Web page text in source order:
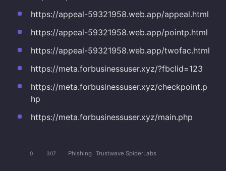
https://appeal-59321958.web.app/appeal.html
https://appeal-59321958.web.app/pointp.html
https://appeal-59321958.web.app/twofac.html
https://meta.forbusinessuser.xyz/?fbclid=123
https://meta.forbusinessuser.xyz/checkpoint.p
hp
https://meta.forbusinessuser.xyz/main.php
0 307 Phishing Trustwave SpiderLabs